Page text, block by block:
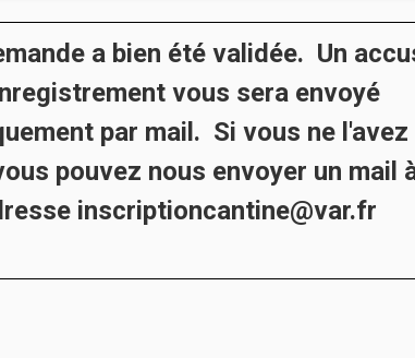
a bien été validée. Un
vous sera envoyé
par mail. Si vous ne l'avez
pouvez nous envoyer un mail
inscriptioncantine@var.fr